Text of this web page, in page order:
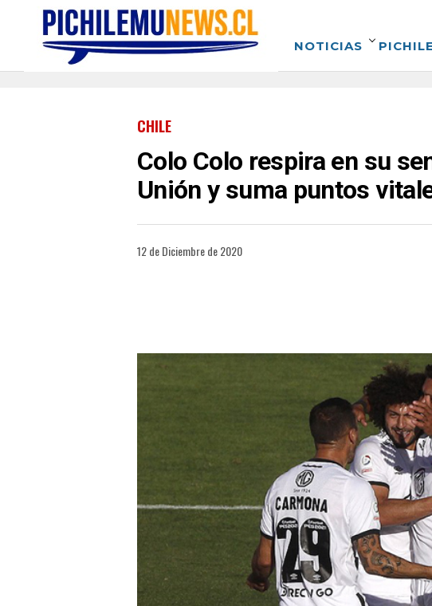
NOTICIAS
CHILE
Colo Colo respira en su
Unión y suma puntos
12 de Diciembre de 2020